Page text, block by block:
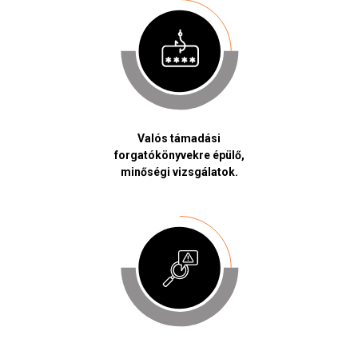
Valós támadási
forgatókönyvekre épülő,
minőségi vizsgálatok.